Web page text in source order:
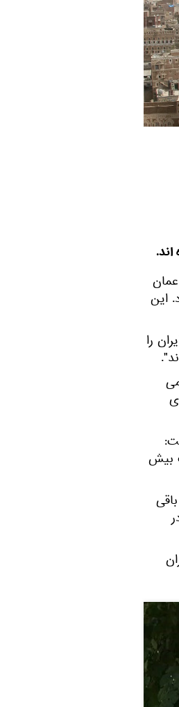
این
ایران را
که می
بیش